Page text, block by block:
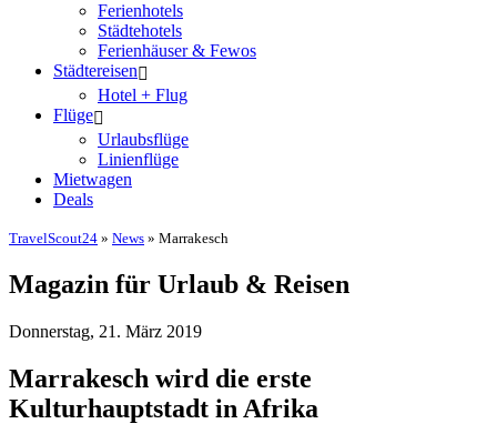
Ferienhotels
Städtehotels
Ferienhäuser & Fewos
Städtereisen
Hotel + Flug
Flüge
Urlaubsflüge
Linienflüge
Mietwagen
Deals
TravelScout24 » News » Marrakesch
Magazin für Urlaub & Reisen
Donnerstag, 21. März 2019
Marrakesch wird die erste
Kulturhauptstadt in Afrika